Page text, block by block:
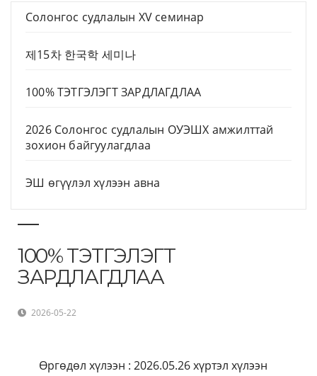
Солонгос судлалын XV семинар
제15차 한국학 세미나
100% ТЭТГЭЛЭГТ ЗАРДЛАГДЛАА
2026 Солонгос судлалын ОУЭШХ амжилттай
зохион байгуулагдлаа
ЭШ өгүүлэл хүлээн авна
100% ТЭТГЭЛЭГТ
ЗАРДЛАГДЛАА
2026-05-22
Өргөдөл хүлээн : 2026.05.26 хүртэл хүлээн